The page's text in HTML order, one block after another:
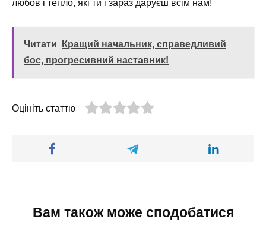
любов і тепло, які ти і зараз даруєш всім нам!
Читати
Кращий начальник, справедливий
бос, прогресивний наставник!
Оцініть статтю
Вам також може сподобатися